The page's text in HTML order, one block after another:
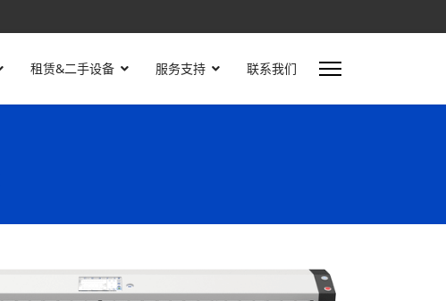
租赁&二手设备 服务支持 联系我们